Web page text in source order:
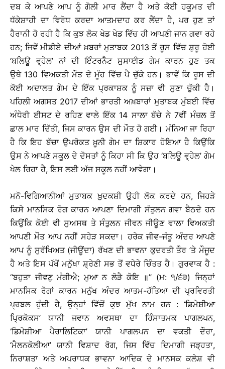
ਦਬ ਕੇ ਆਪਣੇ ਆਪ ਨੂੰ ਗੋਲੀ ਮਾਰ ਲੈਂਦਾ ਹੈ ਅਤੇ ਕੋਈ ਹਕੂਮਤ ਦੀ
ਧੱਕੇਸ਼ਾਹੀ ਦਾ ਵਿਰੋਧ ਕਰਦਾ ਆਤਮਦਾਹ ਕਰ ਲੈਂਦਾ ਹੈ, ਪਰ ਹੁਣ ਤਾਂ
ਹੈਰਾਨੀ ਹੋ ਰਹੀ ਹੈ ਕਿ ਕੁਝ ਲੋਕ ਖੇਡ ਖੇਡ ਵਿੱਚ ਹੀ ਆਪਣੀ ਜਾਨ ਗਵਾ ਰਹੇ
ਹਨ; ਜਿਵੇਂ ਮੀਡੀਏ ਦੀਆਂ ਖ਼ਬਰਾਂ ਮੁਤਾਬਕ 2013 ਤੋਂ ਰੂਸ ਵਿੱਚ ਸ਼ੁਰੂ ਹੋਈ
‘ਬਲਿਊ ਵ੍ਹੇਲ’ ਨਾਂ ਦੀ ਇੰਟਰਨੈਟ ਸੁਸਾਈਡ ਗੇਮ ਕਾਰਨ ਹੁਣ ਤਕ
ਉਥੇ 130 ਵਿਅਕਤੀ ਮੌਤ ਦੇ ਮੂੰਹ ਵਿੱਚ ਪੈ ਚੁੱਕੇ ਹਨ। ਭਾਵੇਂ ਕਿ ਰੂਸ ਦੀ
ਕੋਈ ਅਦਾਲਤ ਗੇਮ ਦੇ ਇੱਕ ਪ੍ਰਕਾਸ਼ਕ ਨੂੰ ਸਜ਼ਾ ਵੀ ਸੁਣਾ ਚੁੱਕੀ ਹੈ।
ਪਹਿਲੀ ਅਗਸਤ 2017 ਦੀਆਂ ਭਾਰਤੀ ਅਖ਼ਬਾਰਾਂ ਮੁਤਾਬਕ ਮੁੰਬਈ ਵਿੱਚ
ਅੰਧੇਰੀ ਈਸਟ ਦੇ ਰਹਿਣ ਵਾਲੇ ਇੱਕ 14 ਸਾਲਾ ਬੱਚੇ ਨੇ 7ਵੀਂ ਮੰਜ਼ਲ ਤੋਂ
ਛਾਲ ਮਾਰ ਦਿੱਤੀ, ਜਿਸ ਕਾਰਨ ਉਸ ਦੀ ਮੌਤ ਹੋ ਗਈ। ਮੰਨਿਆ ਜਾ ਰਿਹਾ
ਹੈ ਕਿ ਇਹ ਬੱਚਾ ਉਪਰੋਕਤ ਖ਼ੂਨੀ ਗੇਮ ਦਾ ਸ਼ਿਕਾਰ ਹੋਇਆ ਹੈ ਕਿਉਂਕਿ
ਉਸ ਨੇ ਆਪਣੇ ਸਕੂਲ ਦੇ ਦੋਸਤਾਂ ਨੂੰ ਕਿਹਾ ਸੀ ਕਿ ਉਹ ‘ਬਲਿਊ ਵ੍ਹੇਲ’ ਗੇਮ
ਖੇਲ ਰਿਹਾ ਹੈ, ਇਸ ਲਈ ਅੱਜ ਸਕੂਲ ਨਹੀਂ ਆਵੇਗਾ।
ਮਨੋ-ਵਿਗਿਆਨੀਆਂ ਮੁਤਾਬਕ ਖ਼ੁਦਕਸ਼ੀ ਉਹੀ ਲੋਕ ਕਰਦੇ ਹਨ, ਜਿਹੜੇ
ਕਿਸੇ ਮਾਨਸਿਕ ਰੋਗ ਕਾਰਨ ਆਪਣਾ ਦਿਮਾਗੀ ਸੰਤੁਲਨ ਗਵਾ ਬੈਠਦੇ ਹਨ
ਕਿਉਂਕਿ ਕੋਈ ਵੀ ਸੁਅਸਥ ਤੇ ਸੰਤੁਲਨ ਜੀਵਨ ਜੀਊਣ ਵਾਲਾ ਵਿਅਕਤੀ
ਆਪਣੀ ਮੌਤ ਆਪ ਨਹੀਂ ਸਹੇੜ ਸਕਦਾ। ਹਰੇਕ ਜੀਵ-ਜੰਤੂ ਅੰਦਰ ਆਪਣੇ
ਆਪ ਨੂੰ ਸੁਰੱਖਿਅਤ (ਜੀਊਂਦਾ) ਰੱਖਣ ਦੀ ਭਾਵਨਾ ਕੁਦਰਤੀ ਤੌਰ ’ਤੇ ਮੌਜੂਦ
ਹੈ ਅਤੇ ਇਸ ਪੱਖੋਂ ਮਨੁੱਖਾ ਸ਼੍ਰੇਣੀ ਸਭ ਤੋਂ ਵਧੇਰੇ ਚਿੰਤਤ ਹੈ। ਗੁਰਵਾਕ ਹੈ :
‘‘ਬਹੁਤਾ ਜੀਵਣੁ ਮੰਗੀਐ; ਮੁਆ ਨ ਲੋੜੈ ਕੋਇ ॥’’ (ਮ: ੧/੬੩) ਜਿਨ੍ਹਾਂ
ਮਾਨਸਿਕ ਰੋਗਾਂ ਕਾਰਨ ਮਨੁੱਖ ਅੰਦਰ ਆਤਮ-ਹੱਤਿਆ ਦੀ ਪ੍ਰਵਿਰਤੀ
ਪ੍ਰਬਲ ਹੁੰਦੀ ਹੈ, ਉਨ੍ਹਾਂ ਵਿੱਚੋਂ ਕੁਝ ਮੁੱਖ ਨਾਮ ਹਨ : ‘ਡਿਮੇਸ਼ੀਆ
ਪ੍ਰਿਕੋਕਸ’ ਯਾਨੀ ਜਵਾਨ ਅਵਸਥਾ ਦਾ ਹਿੰਸਾਤਮਕ ਪਾਗਲਪਨ,
‘ਡਿਮੇਸ਼ੀਆ ਪੈਰਾਲਿਟਿਕਾ’ ਯਾਨੀ ਪਾਗਲਪਨ ਦਾ ਵਕਤੀ ਦੌਰਾ,
‘ਮੈਲਨਕੋਲੀਆ’ ਯਾਨੀ ਵਿਸ਼ਾਦ ਰੋਗ, ਜਿਸ ਵਿੱਚ ਦਿਮਾਗੀ ਜੜ੍ਹਤਾ,
ਨਿਰਾਸ਼ਤਾ ਅਤੇ ਅਪਰਾਧਕ ਭਾਵਨਾ ਆਦਿਕ ਦੇ ਮਾਨਸਕ ਕਲੇਸ਼ ਵੀ